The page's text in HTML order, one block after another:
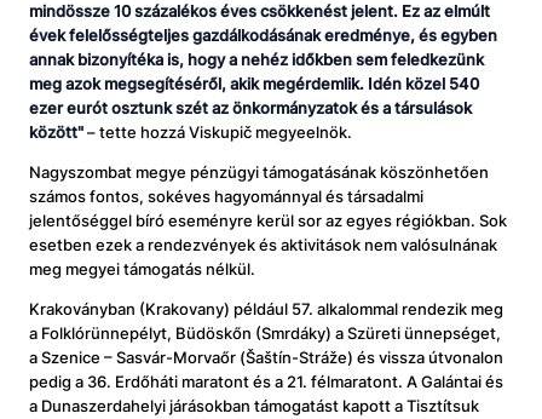
mindössze 10 százalékos éves csökkenést jelent. Ez az elmúlt
évek felelősségteljes gazdálkodásának eredménye, és egyben
annak bizonyítéka is, hogy a nehéz időkben sem feledkezünk
meg azok megsegítéséről, akik megérdemlik. Idén közel 540
ezer eurót osztunk szét az önkormányzatok és a társulások
között"– tette hozzá Viskupič megyeelnök.
Nagyszombat megye pénzügyi támogatásának köszönhetően
számos fontos, sokéves hagyománnyal és társadalmi
jelentőséggel bíró eseményre kerül sor az egyes régiókban. Sok
esetben ezek a rendezvények és aktivitások nem valósulnának
meg megyei támogatás nélkül.
Krakoványban (Krakovany) például 57. alkalommal rendezik meg
a Folklórünnepélyt, Büdöskőn (Smrdáky) a Szüreti ünnepséget,
a Szenice – Sasvár-Morvaőr (Šaštín-Stráže) és vissza útvonalon
pedig a 36. Erdőháti maratont és a 21. félmaratont. A Galántai és
a Dunaszerdahelyi járásokban támogatást kapott a Tisztítsuk